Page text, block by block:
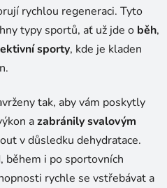
i
s
u
rychlou regeneraci. Tyto
typy sportů, ať už jde o běh,
sporty, kde je kladen
tak, aby vám poskytly
azabránily svalovým
v důsledku dehydratace.
během i po sportovních
rychle se vstřebávat a